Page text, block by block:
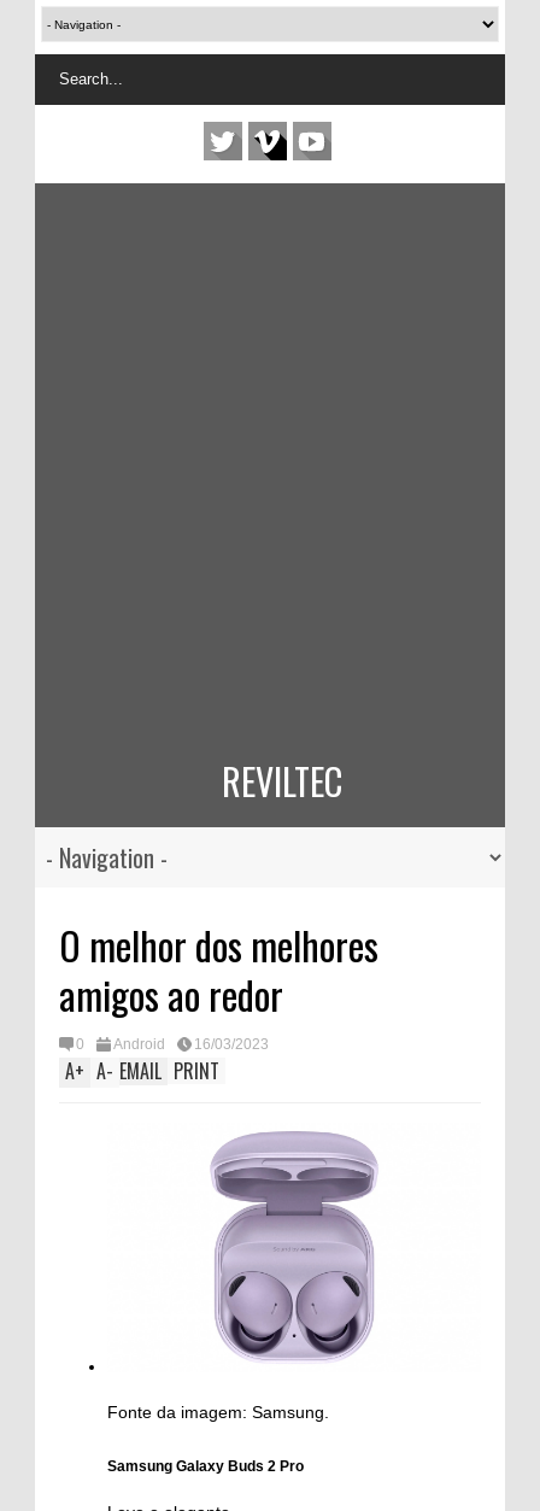
REVILTEC
O melhor dos melhores
amigos ao redor
0 Android 16/03/2023
A+ A- EMAIL PRINT
Fonte da imagem: Samsung.
Samsung Galaxy Buds 2 Pro